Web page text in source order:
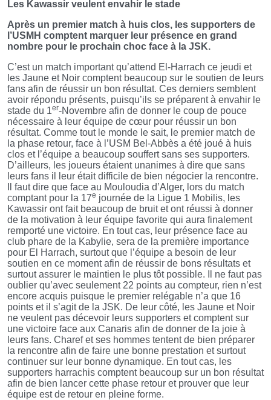
Les Kawassir veulent envahir le stade
Après un premier match à huis clos, les supporters de
l’USMH comptent marquer leur présence en grand
nombre pour le prochain choc face à la JSK.
C’est un match important qu’attend El-Harrach ce jeudi et
les Jaune et Noir comptent beaucoup sur le soutien de leurs
fans afin de réussir un bon résultat. Ces derniers semblent
avoir répondu présents, puisqu’ils se préparent à envahir le
stade du 1er-Novembre afin de donner le coup de pouce
nécessaire à leur équipe de cœur pour réussir un bon
résultat. Comme tout le monde le sait, le premier match de
la phase retour, face à l’USM Bel-Abbès a été joué à huis
clos et l’équipe a beaucoup souffert sans ses supporters.
D’ailleurs, les joueurs étaient unanimes à dire que sans
leurs fans il leur était difficile de bien négocier la rencontre.
Il faut dire que face au Mouloudia d’Alger, lors du match
comptant pour la 17e journée de la Ligue 1 Mobilis, les
Kawassir ont fait beaucoup de bruit et ont réussi à donner
de la motivation à leur équipe favorite qui aura finalement
remporté une victoire. En tout cas, leur présence face au
club phare de la Kabylie, sera de la première importance
pour El Harrach, surtout que l’équipe a besoin de leur
soutien en ce moment afin de réussir de bons résultats et
surtout assurer le maintien le plus tôt possible. Il ne faut pas
oublier qu’avec seulement 22 points au compteur, rien n’est
encore acquis puisque le premier relégable n’a que 16
points et il s’agit de la JSK. De leur côté, les Jaune et Noir
ne veulent pas décevoir leurs supporters et comptent sur
une victoire face aux Canaris afin de donner de la joie à
leurs fans. Charef et ses hommes tentent de bien préparer
la rencontre afin de faire une bonne prestation et surtout
continuer sur leur bonne dynamique. En tout cas, les
supporters harrachis comptent beaucoup sur un bon résultat
afin de bien lancer cette phase retour et prouver que leur
équipe est de retour en pleine forme.